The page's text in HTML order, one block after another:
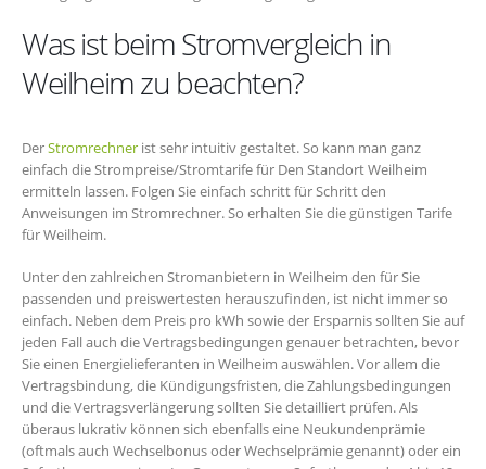
Was ist beim Stromvergleich in
Weilheim zu beachten?
DerStromrechner ist sehr intuitiv gestaltet. So kann man ganz
einfach die Strompreise/Stromtarife für Den Standort Weilheim
ermitteln lassen. Folgen Sie einfach schritt für Schritt den
Anweisungen im Stromrechner. So erhalten Sie die günstigen Tarife
für Weilheim.
Unter den zahlreichen Stromanbietern in Weilheim den für Sie
passenden und preiswertesten herauszufinden, ist nicht immer so
einfach. Neben dem Preis pro kWh sowie der Ersparnis sollten Sie auf
jeden Fall auch die Vertragsbedingungen genauer betrachten, bevor
Sie einen Energielieferanten in Weilheim auswählen. Vor allem die
Vertragsbindung, die Kündigungsfristen, die Zahlungsbedingungen
und die Vertragsverlängerung sollten Sie detailliert prüfen. Als
überaus lukrativ können sich ebenfalls eine Neukundenprämie
(oftmals auch Wechselbonus oder Wechselprämie genannt) oder ein